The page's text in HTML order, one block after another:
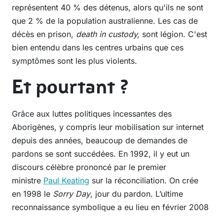
représentent 40 % des détenus, alors qu'ils ne sont
que 2 % de la population australienne. Les cas de
décès en prison, death in custody, sont légion. C'est
bien entendu dans les centres urbains que ces
symptômes sont les plus violents.
Et pourtant ?
Grâce aux luttes politiques incessantes des
Aborigènes, y compris leur mobilisation sur internet
depuis des années, beaucoup de demandes de
pardons se sont succédées. En 1992, il y eut un
discours célèbre prononcé par le premier
ministre Paul Keating sur la réconciliation. On crée
en 1998 le Sorry Day, jour du pardon. L’ultime
reconnaissance symbolique a eu lieu en février 2008